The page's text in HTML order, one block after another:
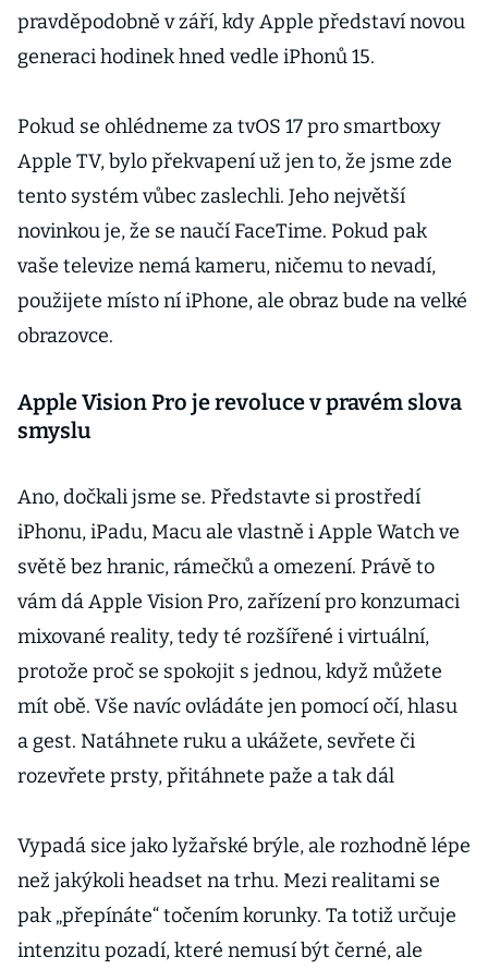
pravděpodobně v září, kdy Apple představí novou
generaci hodinek hned vedle iPhonů 15.
Pokud se ohlédneme za tvOS 17 pro smartboxy
Apple TV, bylo překvapení už jen to, že jsme zde
tento systém vůbec zaslechli. Jeho největší
novinkou je, že se naučí FaceTime. Pokud pak
vaše televize nemá kameru, ničemu to nevadí,
použijete místo ní iPhone, ale obraz bude na velké
obrazovce.
Apple Vision Pro je revoluce v pravém slova
smyslu
Ano, dočkali jsme se. Představte si prostředí
iPhonu, iPadu, Macu ale vlastně i Apple Watch ve
světě bez hranic, rámečků a omezení. Právě to
vám dá Apple Vision Pro, zařízení pro konzumaci
mixované reality, tedy té rozšířené i virtuální,
protože proč se spokojit s jednou, když můžete
mít obě. Vše navíc ovládáte jen pomocí očí, hlasu
a gest. Natáhnete ruku a ukážete, sevřete či
rozevřete prsty, přitáhnete paže a tak dál
Vypadá sice jako lyžařské brýle, ale rozhodně lépe
než jakýkoli headset na trhu. Mezi realitami se
pak „přepínáte“ točením korunky. Ta totiž určuje
intenzitu pozadí, které nemusí být černé, ale